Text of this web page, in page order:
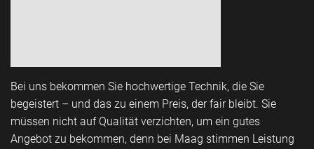
Bei uns bekommen Sie hochwertige Technik, die Sie
begeistert – und das zu einem Preis, der fair bleibt. Sie
müssen nicht auf Qualität verzichten, um ein gutes
Angebot zu bekommen, denn bei Maag stimmen Leistung